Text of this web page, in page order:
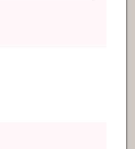
force de Dieu. Ayons